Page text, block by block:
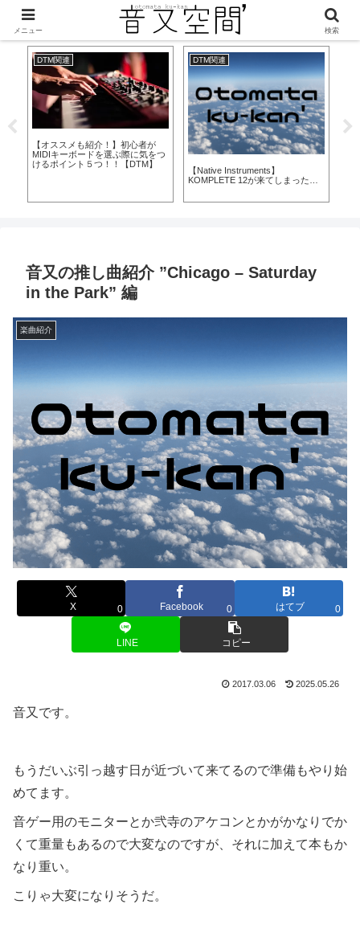
美味しくなって新登場！
DTM関連
【オススメも紹介！】初心者が
MIDIキーボードを選ぶ際に気をつ
けるポイント５つ！！【DTM】
DTM関連
【Native Instruments】
KOMPLETE 12が来てしまった…
音又の推し曲紹介 ”Chicago – Saturday
in the Park” 編
楽曲紹介
X 0 Facebook 0 はてブ 0
LINE コピー
2017.03.06 2025.05.26
音又です。
もうだいぶ引っ越す日が近づいて来てるので準備もやり始
めてます。
音ゲー用のモニターとか弐寺のアケコンとかがかなりでか
くて重量もあるので大変なのですが、それに加えて本もか
なり重い。
こりゃ大変になりそうだ。
メニュー 検索